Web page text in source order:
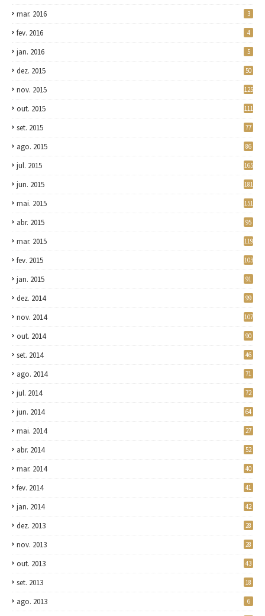
mar. 2016
3
fev. 2016 4
jan. 2016 5
dez. 2015 50
nov. 2015 125
out. 2015 111
set. 2015 77
ago. 2015 86
jul. 2015 165
jun. 2015 181
mai. 2015 151
abr. 2015 95
mar. 2015 119
fev. 2015 103
jan. 2015 91
dez. 2014 99
nov. 2014 107
out. 2014 90
set. 2014 46
ago. 2014 71
jul. 2014 72
jun. 2014 64
mai. 2014 27
abr. 2014 52
mar. 2014 40
fev. 2014 41
jan. 2014 42
dez. 2013 28
nov. 2013 28
out. 2013 43
set. 2013 18
ago. 2013 6